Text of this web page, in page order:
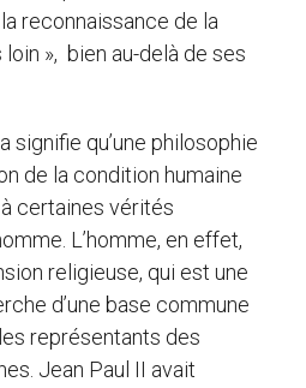
reconnaissance de la
», bien au-delà de ses
qu’une philosophie
de la condition humaine
certaines vérités
L’homme, en effet,
religieuse, qui est une
d’une base commune
représentants des
Jean Paul II avait